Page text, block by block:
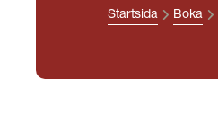
Startsida Boka